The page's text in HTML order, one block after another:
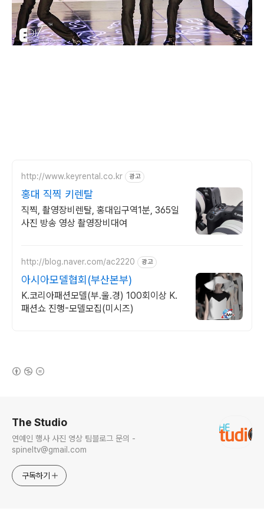
http://www.keyrental.co.kr 광고
홍대 직찍 키렌탈
직찍, 촬영장비렌탈, 홍대입구역1분, 365일
사진 방송 영상 촬영장비대여
http://blog.naver.com/ac2220 광고
아시아모델협회(부산본부)
K.코리아패션모델(부.울.경) 100회이상 K.
패션쇼 진행-모델모집(미시즈)
The Studio
연예인 행사 사진 영상 팀블로그 문의 -
spineltv@gmail.com
구독하기